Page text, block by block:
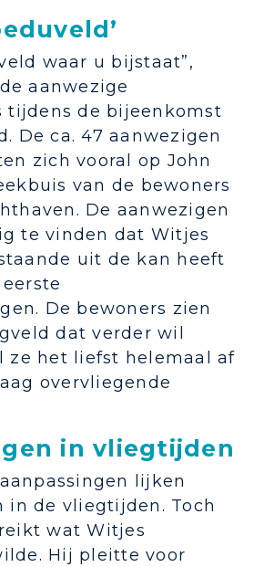
waar u bijstaat”,
aanwezige
tijdens de bijeenkomst
De ca. 47 aanwezigen
zich vooral op John
van de bewoners
De aanwezigen
te vinden dat Witjes
uit de kan heeft
De bewoners zien
dat verder wil
ze het liefst helemaal af
overvliegende
in vliegtijden
lijken
in de vliegtijden. Toch
wat Witjes
Hij pleitte voor